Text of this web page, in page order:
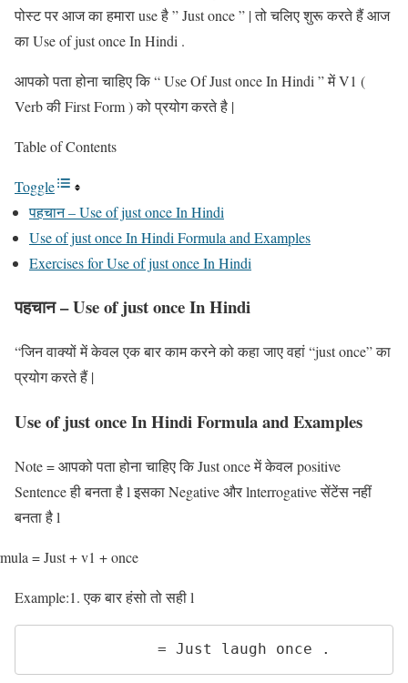
पोस्ट पर आज का हमारा use है ” Just once ” | तो चलिए शुरू करते हैं आज
का Use of just once In Hindi .
आपको पता होना चाहिए कि “ Use Of Just once In Hindi ” में V1 (
Verb की First Form ) को प्रयोग करते है |
Table of Contents
Toggle
पहचान – Use of just once In Hindi
Use of just once In Hindi Formula and Examples
Exercises for Use of just once In Hindi
पहचान – Use of just once In Hindi
“जिन वाक्यों में केवल एक बार काम करने को कहा जाए वहां “just once” का
प्रयोग करते हैं |
Use of just once In Hindi Formula and Examples
Note = आपको पता होना चाहिए कि Just once में केवल positive
Sentence ही बनता है l इसका Negative और lnterrogative सेंटेंस नहीं
बनता है l
= Just + v1 + once
Example:1. एक बार हंसो तो सही l
              = Just laugh once .